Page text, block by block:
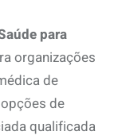
para
organizações
de
de
qualificada